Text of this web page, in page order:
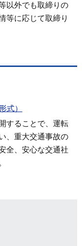
以外でも取締りの
等に応じて取締り
式）
することで、運転
、重大交通事故の
全、安心な交通社